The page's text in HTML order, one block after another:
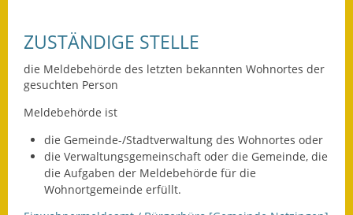
Mitteilungsblatt
Ortsplan
Schadensmeldung
ZUSTÄNDIGE STELLE
die Meldebehörde des letzten bekannten Wohnortes der
gesuchten Person
Meldebehörde ist
die Gemeinde-/Stadtverwaltung des Wohnortes oder
die Verwaltungsgemeinschaft oder die Gemeinde, die
die Aufgaben der Meldebehörde für die
Wohnortgemeinde erfüllt.